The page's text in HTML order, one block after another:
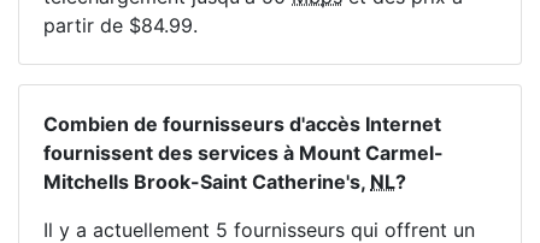
partir de $84.99.
Combien de fournisseurs d'accès Internet
fournissent des services à Mount Carmel-
Mitchells Brook-Saint Catherine's, NL?
Il y a actuellement 5 fournisseurs qui offrent un